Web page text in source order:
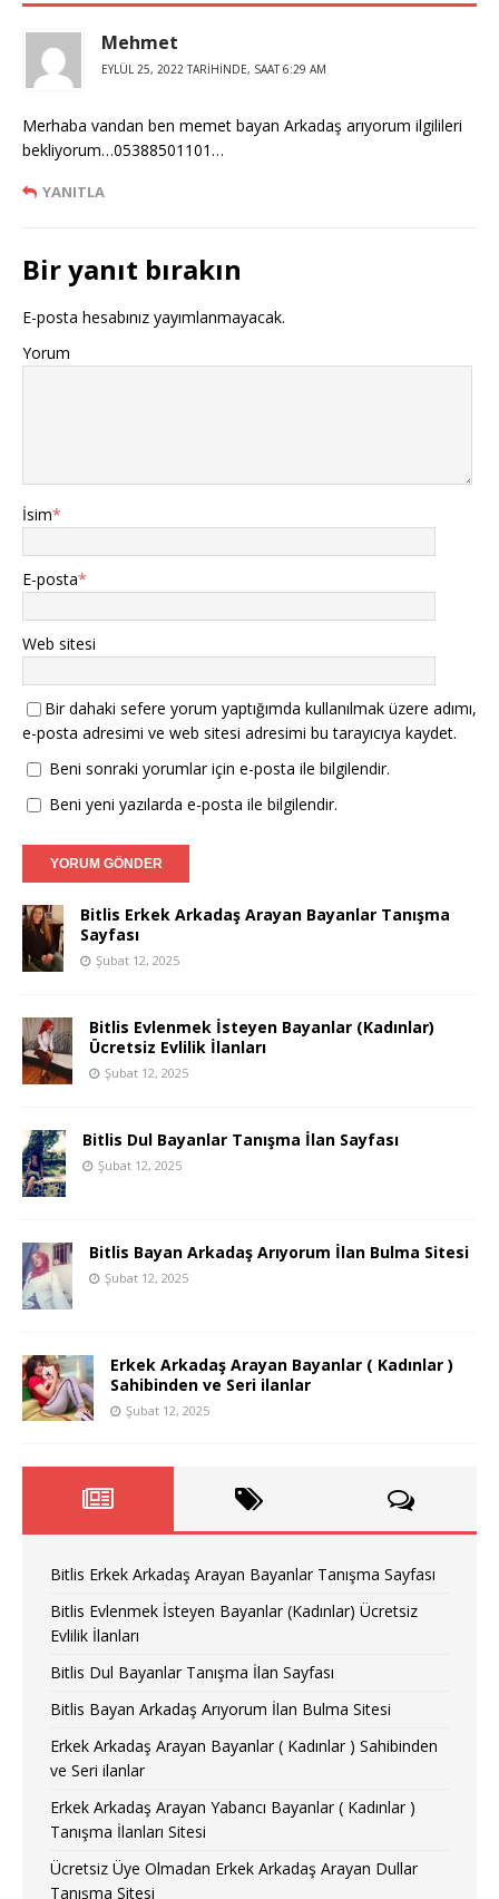
Mehmet
EYLÜL 25, 2022 TARIHINDE, SAAT 6:29 AM
Merhaba vandan ben memet bayan Arkadaş arıyorum ilgilileri
bekliyorum…05388501101…
YANITLA
Bir yanıt bırakın
E-posta hesabınız yayımlanmayacak.
Yorum
İsim*
E-posta*
Web sitesi
Bir dahaki sefere yorum yaptığımda kullanılmak üzere adımı,
e-posta adresimi ve web sitesi adresimi bu tarayıcıya kaydet.
Beni sonraki yorumlar için e-posta ile bilgilendir.
Beni yeni yazılarda e-posta ile bilgilendir.
Bitlis Erkek Arkadaş Arayan Bayanlar Tanışma
Sayfası
Şubat 12, 2025
Bitlis Evlenmek İsteyen Bayanlar (Kadınlar)
Ücretsiz Evlilik İlanları
Şubat 12, 2025
Bitlis Dul Bayanlar Tanışma İlan Sayfası
Şubat 12, 2025
Bitlis Bayan Arkadaş Arıyorum İlan Bulma Sitesi
Şubat 12, 2025
Erkek Arkadaş Arayan Bayanlar ( Kadınlar )
Sahibinden ve Seri ilanlar
Şubat 12, 2025
Bitlis Erkek Arkadaş Arayan Bayanlar Tanışma Sayfası
Bitlis Evlenmek İsteyen Bayanlar (Kadınlar) Ücretsiz
Evlilik İlanları
Bitlis Dul Bayanlar Tanışma İlan Sayfası
Bitlis Bayan Arkadaş Arıyorum İlan Bulma Sitesi
Erkek Arkadaş Arayan Bayanlar ( Kadınlar ) Sahibinden
ve Seri ilanlar
Erkek Arkadaş Arayan Yabancı Bayanlar ( Kadınlar )
Tanışma İlanları Sitesi
Ücretsiz Üye Olmadan Erkek Arkadaş Arayan Dullar
Tanışma Sitesi